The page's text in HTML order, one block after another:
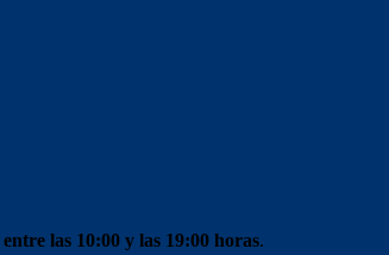
entre las 10:00 y las 19:00 horas.